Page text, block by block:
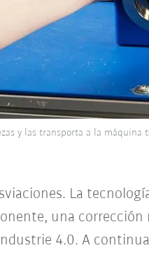
y las transporta a la máquina
La
una corrección
4.0. A